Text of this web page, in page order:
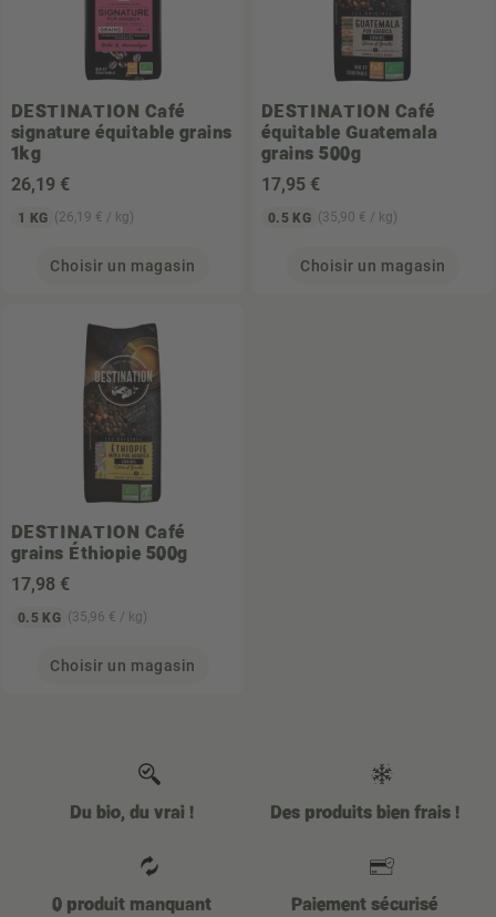
DESTINATION Café
signature équitable grains
1kg
26,19 €
1 KG (26,19 € / kg)
Choisir un magasin
DESTINATION Café
équitable Guatemala
grains 500g
17,95 €
0.5 KG (35,90 € / kg)
Choisir un magasin
DESTINATION Café
grains Éthiopie 500g
17,98 €
0.5 KG (35,96 € / kg)
Choisir un magasin
Du bio, du vrai ! Des produits bien frais !
0 produit manquant Paiement sécurisé